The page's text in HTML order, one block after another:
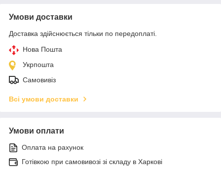
Умови доставки
Доставка здійснюється тільки по передоплаті.
Нова Пошта
Укрпошта
Самовивіз
Всі умови доставки
Умови оплати
Оплата на рахунок
Готівкою при самовивозі зі складу в Харкові